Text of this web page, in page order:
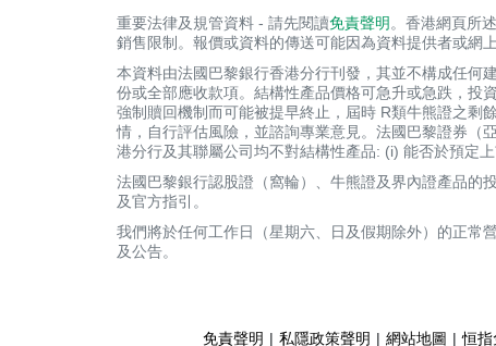
重要法律及規管資料 - 請先閱讀免責聲明 。香港網頁所
銷售限制。報價或資料的傳送可能因為資料提供者或網上
本資料由法國巴黎銀行香港分行刊發，其並不構成任何
份或全部應收款項。結構性產品價格可急升或急跌，投
強制贖回機制而可能被提早終止，屆時 R類牛熊證之剩
情，自行評估風險，並諮詢專業意見。法國巴黎證券（
港分行及其聯屬公司均不對結構性產品: (i) 能否於預定
法國巴黎銀行認股證（窩輪）、牛熊證及界內證產品的
及官方指引。
我們將於任何工作日（星期六、日及假期除外）的正常
及公告。
免責聲明 | 私隱政策聲明 | 網站地圖 | 恒指